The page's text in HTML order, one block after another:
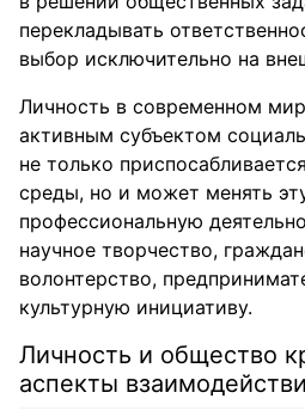
перекладывать
выбор исключительно на
Личность в современном
активным субъектом
не только
среды, но и может менять
профессиональную
научное творчество,
волонтерство,
культурную инициативу.
Личность и общество
аспекты